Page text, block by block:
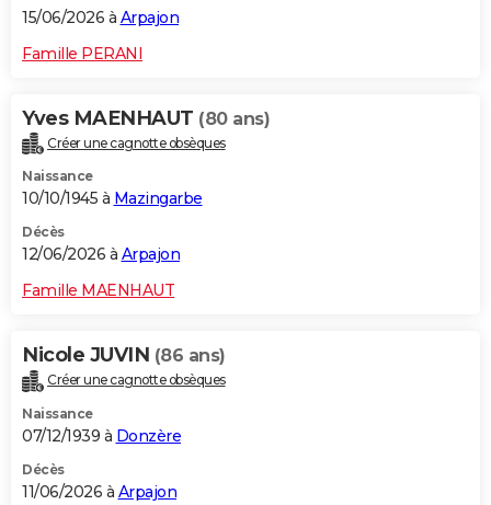
15/06/2026 à Arpajon
Famille PERANI
Yves MAENHAUT (80 ans)
Créer une cagnotte obsèques
Naissance
10/10/1945 à Mazingarbe
Décès
12/06/2026 à Arpajon
Famille MAENHAUT
Nicole JUVIN (86 ans)
Créer une cagnotte obsèques
Naissance
07/12/1939 à Donzère
Décès
11/06/2026 à Arpajon